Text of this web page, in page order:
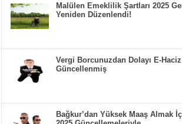
Malülen Emeklilik Şartları 2025
Yeniden Düzenlendi!
Vergi Borcunuzdan Dolayı E-
Güncellenmiş
Bağkur’dan Yüksek Maaş Almak